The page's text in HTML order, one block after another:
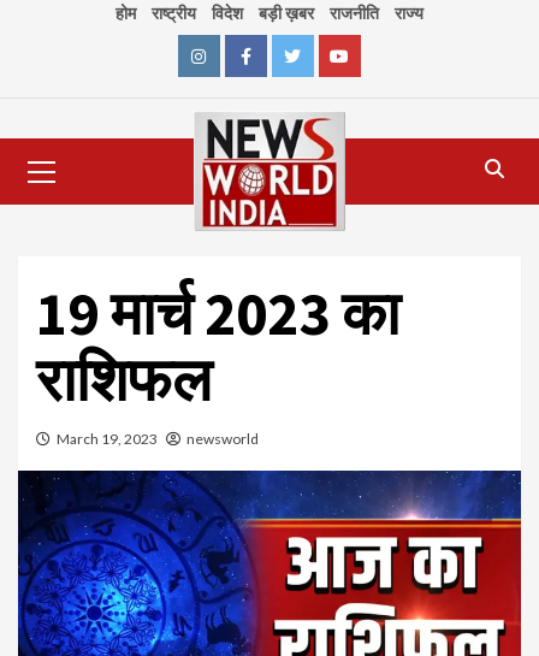
होम राष्ट्रीय विदेश बड़ी ख़बर राजनीति राज्य
InstagramFacebookTwitterYoutube
Menu
19 मार्च 2023 का
राशिफल
March 19, 2023 newsworld